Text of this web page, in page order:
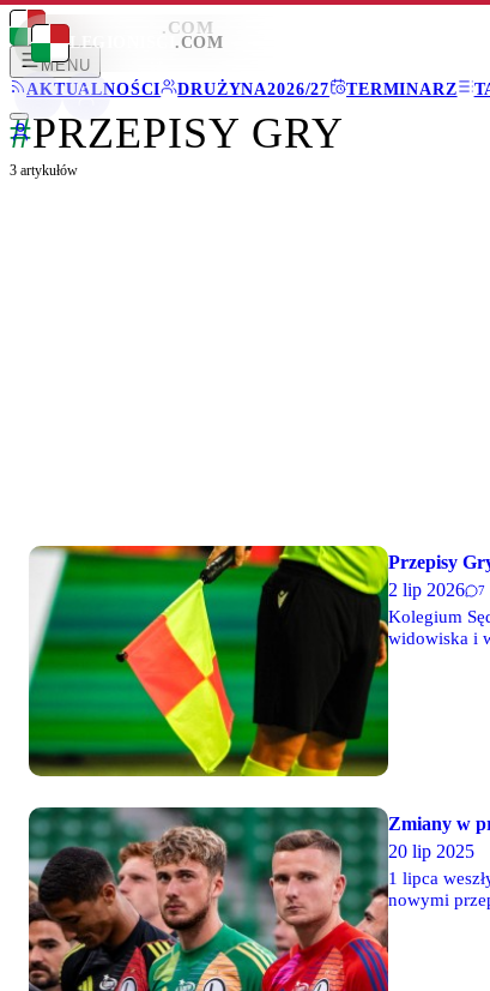
LEGIONISCI .COM
MENU
AKTUALNOŚCI
DRUŻYNA2026/27 TERMINARZ
LEGIONISCI .COM
#PRZEPISY GRY
3 artykułów
Przepisy
2 lip 2026
7
Kolegium
widowiska i
Zmiany w
20 lip 2025
1 lipca
nowymi